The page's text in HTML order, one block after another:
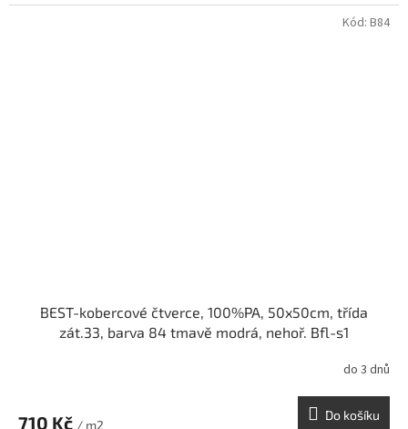
BEST-kobercové čtverce, 100%PA, 50x50cm, třída
zát.33, barva 84 tmavě modrá, nehoř. Bfl-s1
do 3 dnů
710 Kč / m2
Do košíku
Kód: B84